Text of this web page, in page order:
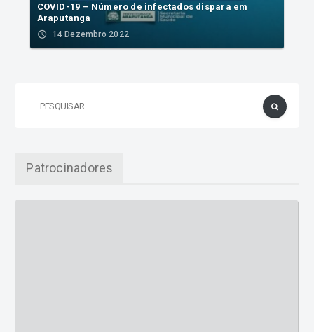
COVID-19 – Número de infectados dispara em
Araputanga
access_time 14 Dezembro 2022
Patrocinadores